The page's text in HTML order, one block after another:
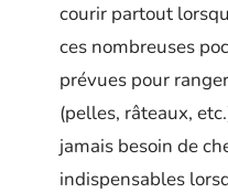
courir partout
ces nombreuses
prévues pour
(pelles, râteaux,
jamais besoin de
indispensables